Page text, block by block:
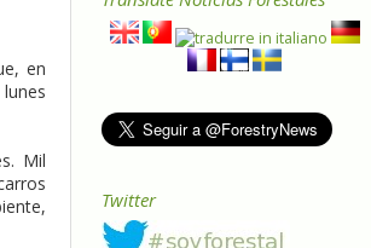
en
Mil
Twitter